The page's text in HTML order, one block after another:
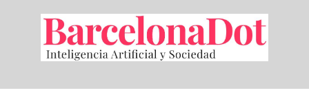
contenido